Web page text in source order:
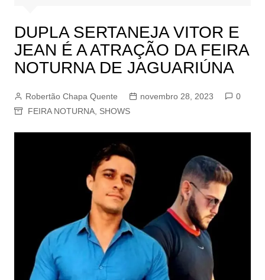
DUPLA SERTANEJA VITOR E
JEAN É A ATRAÇÃO DA FEIRA
NOTURNA DE JAGUARIÚNA
Robertão Chapa Quente novembro 28, 2023
0
FEIRA NOTURNA, SHOWS